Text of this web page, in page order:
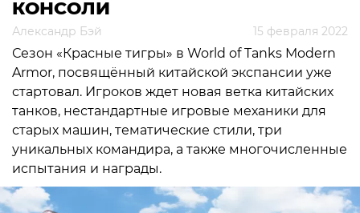
КОНСОЛИ
Александр Бэй 15 февраля 2022
Сезон «Красные тигры» в World of Tanks Modern
Armor, посвящённый китайской экспансии уже
стартовал. Игроков ждет новая ветка китайских
танков, нестандартные игровые механики для
старых машин, тематические стили, три
уникальных командира, а также многочисленные
испытания и награды.